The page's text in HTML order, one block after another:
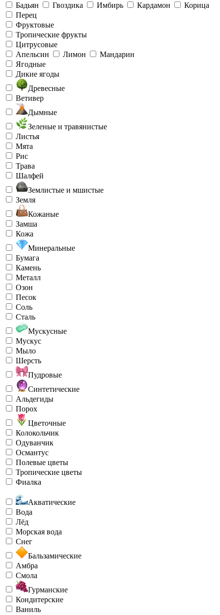
Бадьян
Гвоздика Имбирь Кардамон
Корица
Перец
Фруктовые
Тропические фрукты
Цитрусовые
Апельсин
Лимон
Мандарин
Ягодные
Дикие ягоды
Древесные
Ветивер
Дымные
Зеленые и травянистые
Листья
Мята
Рис
Трава
Шалфей
Землистые и мшистые
Земля
Кожаные
Замша
Кожа
Минеральные
Бумага
Камень
Металл
Озон
Песок
Соль
Сталь
Мускусные
Мускус
Мыло
Шерсть
Пудровые
Синтетические
Альдегиды
Порох
Цветочные
Колокольчик
Одуванчик
Османтус
Полевые цветы
Тропические цветы
Фиалка
Акватические
Вода
Лёд
Морская вода
Снег
Бальзамические
Амбра
Смола
Гурманские
Кондитерские
Ваниль